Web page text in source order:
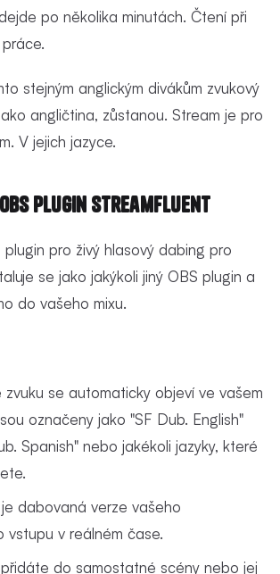
po několika minutách. Čtení při
stejným anglickým divákům zvukový
angličtina, zůstanou. Stream je pro
V jejich jazyce.
Plugin StreamFluent
pro živý hlasový dabing pro
se jako jakýkoli jiný OBS plugin a
do vašeho mixu.
zvuku se automaticky objeví ve vašem
označeny jako "SF Dub. English"
Spanish" nebo jakékoli jazyky, které
dabovaná verze vašeho
vstupu v reálném čase.
do samostatné scény nebo jej